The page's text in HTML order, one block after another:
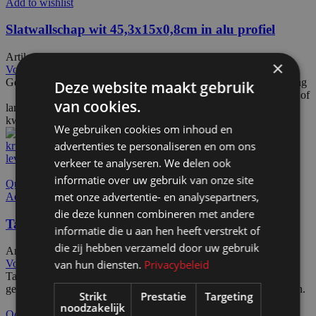
Slatwallschap wit 45,3x15x0,8cm in alu profiel
Artikelnummer: 70551€22,50
Voeg toe aan offerteaanvraag
Gemelamineerd spaanplaat in een aluprofielHuurprijs voor:
1 dag
€ 4,00 2 dagen € 4,50 7 dagen € 8,00 Tussenliggende of
langere huurtermijn op aanvraag.
kwantumkorting
Quick view
Add to wishlist
Tassenmolen afsluitbaar matzwart op wielen
Artikelnummer: 42100€299,50 Excl. BTW
Voeg toe aan offerteaanvraag
Tassendisplay met 2x 6-armige kruissluiting op wielen, mat zwart
gecoat RAL9005. Minimale afname 5 stuks. Levertijd ca. 4 weken.
×
Deze website maakt gebruik
van cookies.
We gebruiken cookies om inhoud en
advertenties te personaliseren en om ons
verkeer te analyseren. We delen ook
informatie over uw gebruik van onze site
met onze advertentie- en analysepartners,
die deze kunnen combineren met andere
informatie die u aan hen heeft verstrekt of
die zij hebben verzameld door uw gebruik
van hun diensten. Privacybeleid
Strikt
noodzakelijk
Prestatie Targeting